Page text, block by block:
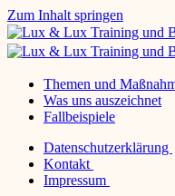
Zum Inhalt springen
Themen und
Was uns auszeichnet
Fallbeispiele
Datenschutzerklärung
Kontakt
Impressum